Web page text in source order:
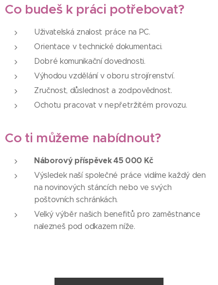
Co budeš k práci potřebovat?
Uživatelská znalost práce na PC.
Orientace v technické dokumentaci.
Dobré komunikační dovednosti.
Výhodou vzdělání v oboru strojírenství.
Zručnost, důslednost a zodpovědnost.
Ochotu pracovat v nepřetržitém provozu.
Co ti můžeme nabídnout?
Náborový příspěvek 45 000 Kč
Výsledek naší společné práce vidíme každý den
na novinových stáncích nebo ve svých
poštovních schránkách.
Velký výběr našich benefitů pro zaměstnance
nalezneš pod odkazem níže.